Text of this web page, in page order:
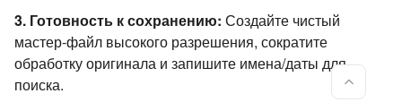
3. Готовность к сохранению: Создайте чистый
мастер-файл высокого разрешения, сократите
обработку оригинала и запишите имена/даты для
поиска.